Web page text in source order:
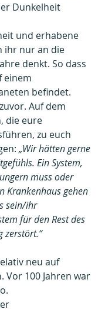
Dunkelheit
und erhabene
ihr nur an die
denkt. So dass
einem
befindet.
Auf dem
die eure
zu euch
„Wir hätten gerne
Ein System,
muss oder
Krankenhaus gehen
sein/ihr
für den Rest des
zerstört.“
neu auf
Vor 100 Jahren war